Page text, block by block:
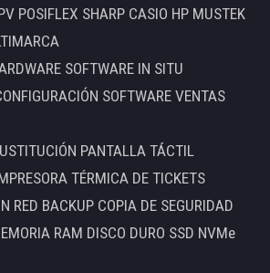
POSIFLEX SHARP CASIO HP MUSTEK
SOFTWARE IN SITU
SOFTWARE VENTAS
PANTALLA TÁCTIL
TÉRMICA DE TICKETS
RED BACKUP COPIA DE SEGURIDAD
RAM DISCO DURO SSD NVMe